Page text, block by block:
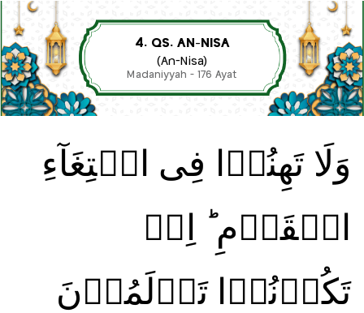
4. QS. AN-NISA
(An-Nisa)
Madaniyyah - 176 Ayat
وَلَا تَهِنُوۡا فِى ابۡتِغَآءِ
الۡقَوۡمِ‌ ؕ اِنۡ
تَكُوۡنُوۡا تَاۡلَمُوۡنَ